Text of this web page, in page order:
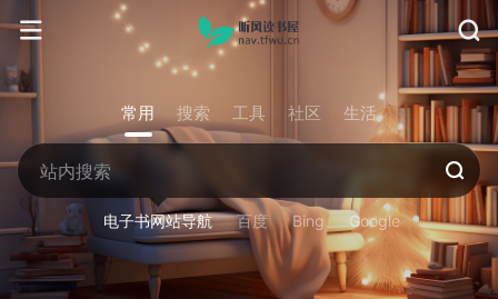
常用 搜索 工具 社区 生活
电子书网站导航 百度 Bing Google